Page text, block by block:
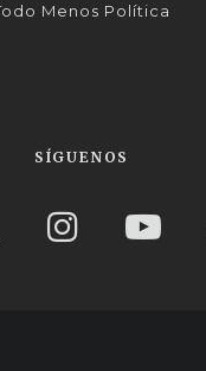
Menos Política
SÍGUENOS